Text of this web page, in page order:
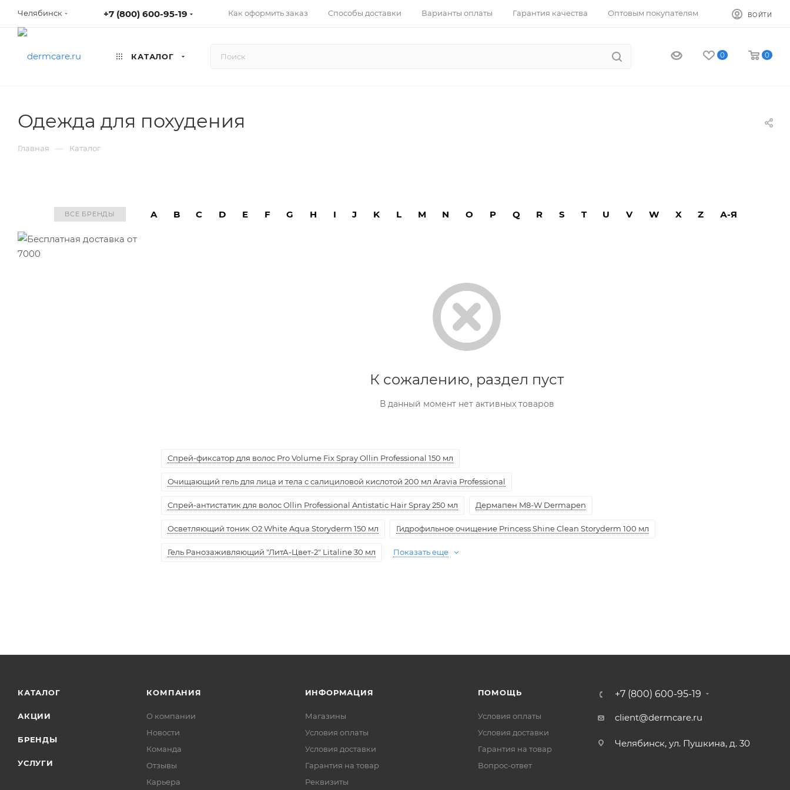
Челябинск +7 (800) 600-95-19 Как оформить заказ Способы доставки Варианты оплаты Гарантия качества Оптовым покупателям ВОЙТИ
КАТАЛОГ 0 0
Одежда для похудения
Главная — Каталог
ВСЕ БРЕНДЫ A B C D E F G H I J K L M N O P Q R S T U V W X Z А-Я
К сожалению, раздел пуст
В данный момент нет активных товаров
Спрей-фиксатор для волос Pro Volume Fix Spray Ollin Professional 150 мл
Очищающий гель для лица и тела с салициловой кислотой 200 мл Aravia Professional
Спрей-антистатик для волос Ollin Professional Antistatic Hair Spray 250 мл Дермапен M8-W Dermapen
Осветляющий тоник O2 White Aqua Storyderm 150 мл Гидрофильное очищение Princess Shine Clean Storyderm 100 мл
Гель Ранозаживляющий "ЛитА-Цвет-2" Litaline 30 мл Показать еще
КАТАЛОГ
АКЦИИ
БРЕНДЫ
УСЛУГИ
КОМПАНИЯ
О компании
Новости
Команда
Отзывы
Карьера
ИНФОРМАЦИЯ
Магазины
Условия оплаты
Условия доставки
Гарантия на товар
Реквизиты
ПОМОЩЬ
Условия оплаты
Условия доставки
Гарантия на товар
Вопрос-ответ
+7 (800) 600-95-19
client@dermcare.ru
Челябинск, ул. Пушкина, д. 30